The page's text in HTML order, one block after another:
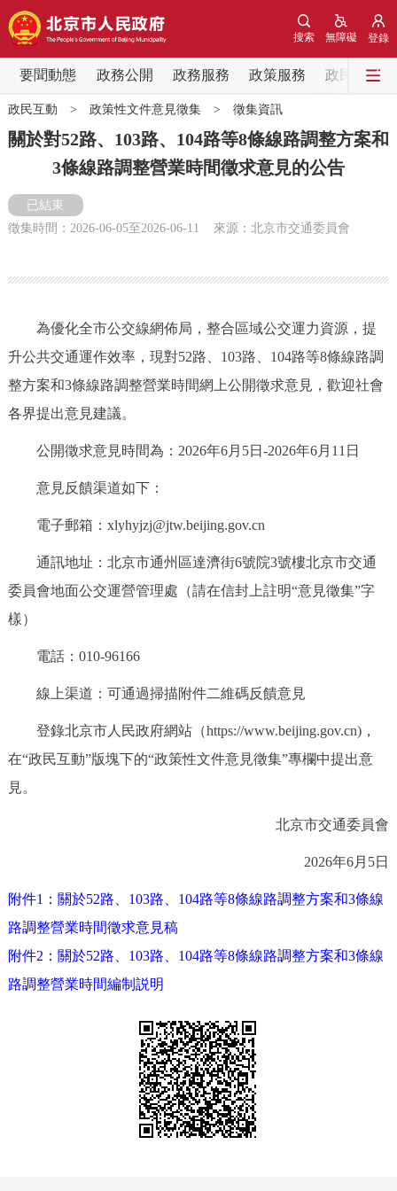
登錄
無障礙
搜索
要聞動態 政務公開 政務服務 政策服務 政民互動
要聞動態
黨中央精神 國務院資訊
北京要聞 會議資訊 部門動態
各區熱點
政策兌現 政策解讀 回應關切
決策公開
政務服務
便民服務 利企服務 投資項目
政民互動
12345網上接訴即辦 我要諮詢
參與調查 線上訪談 圖説互動
綠色北京 圖説北京 視頻北京
ENGLISH
FRANÇAIS
العربية
政民互動 > 政策性文件意見徵集> 徵集資訊
關於對52路、103路、104路等8條線路調整方案和
3條線路調整營業時間徵求意見的公告
已結束
徵集時間： 2026-06-05至 2026-06-11 來源：北京市交通委員會
為優化全市公交線網佈局，整合區域公交運力資源，提
升公共交通運作效率，現對52路、103路、104路等8條線路調
整方案和3條線路調整營業時間網上公開徵求意見，歡迎社會
各界提出意見建議。
公開徵求意見時間為：2026年6月5日-2026年6月11日
意見反饋渠道如下：
電子郵箱：xlyhyjzj@jtw.beijing.gov.cn
通訊地址：北京市通州區達濟街6號院3號樓北京市交通
委員會地面公交運營管理處（請在信封上註明“意見徵集”字
樣）
電話：010-96166
線上渠道：可通過掃描附件二維碼反饋意見
登錄北京市人民政府網站（https://www.beijing.gov.cn)，
在“政民互動”版塊下的“政策性文件意見徵集”專欄中提出意
見。
北京市交通委員會
2026年6月5日
附件1：關於52路、103路、104路等8條線路調整方案和3條線
路調整營業時間徵求意見稿
附件2：關於52路、103路、104路等8條線路調整方案和3條線
路調整營業時間編制説明